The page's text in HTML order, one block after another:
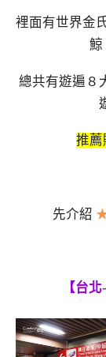
裡面有世界金
鯨
總共有遊遍８
推薦
先介紹
【台